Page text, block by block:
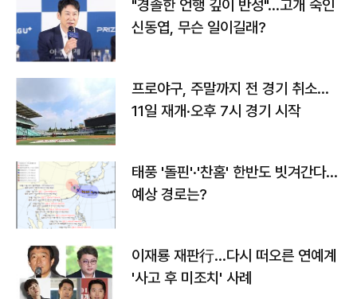
"경솔한 언행 깊이 반성"…고개 숙인
신동엽, 무슨 일이길래?
프로야구, 주말까지 전 경기 취소…
11일 재개·오후 7시 경기 시작
태풍 '돌핀'·'찬홈' 한반도 빗겨간다…
예상 경로는?
이재룡 재판行…다시 떠오른 연예계
'사고 후 미조치' 사례